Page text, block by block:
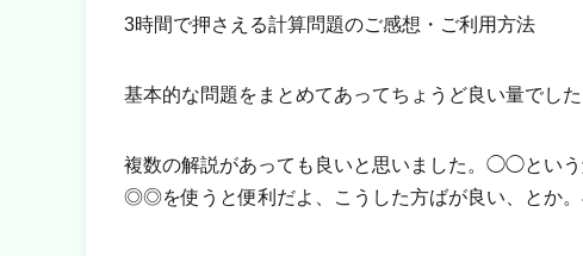
3時間で押さえる計算問題のご感想・ご利用方法
基本的な問題をまとめてあってちょうど良い量でした
複数の解説があっても良いと思いました。◯◯とい
◎◎を使うと便利だよ、こうした方ばが良い、とか。